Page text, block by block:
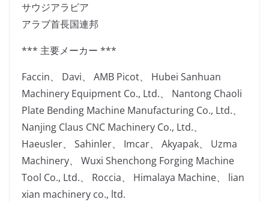
サウジアラビア
アラブ首長国連邦
*** 主要メーカー ***
Faccin、 Davi、 AMB Picot、 Hubei Sanhuan
Machinery Equipment Co., Ltd.、 Nantong Chaoli
Plate Bending Machine Manufacturing Co., Ltd.、
Nanjing Claus CNC Machinery Co., Ltd.、
Haeusler、 Sahinler、 Imcar、 Akyapak、 Uzma
Machinery、 Wuxi Shenchong Forging Machine
Tool Co., Ltd.、 Roccia、 Himalaya Machine、 lian
xian machinery co., ltd.